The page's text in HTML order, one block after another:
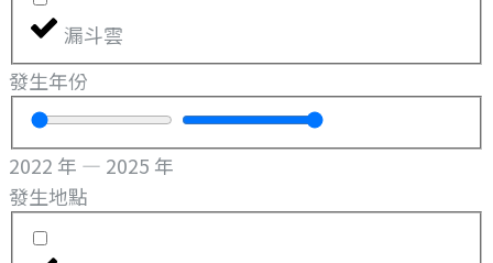
漏斗雲
發生年份
2022 年 — 2025 年
發生地點